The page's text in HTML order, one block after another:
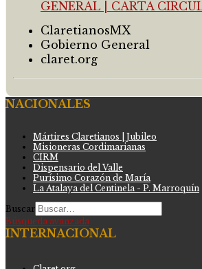
ClaretianosMX
Gobierno General
claret.org
NACIONALES
Mártires Claretianos | Jubileo
Misioneras Cordimarianas
CIRM
Dispensario del Valle
Purísimo Corazón de María
La Atalaya del Centinela - P. Marroquín
Buscar
Búsqueda avanzada
INTERNACIONAL